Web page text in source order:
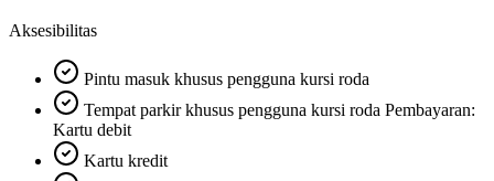
Aksesibilitas
Pintu masuk khusus pengguna kursi roda
Tempat parkir khusus pengguna kursi roda Pembayaran:
Kartu debit
Kartu kredit